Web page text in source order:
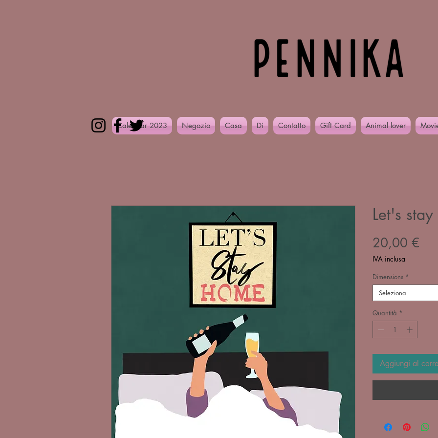
Calendar 2023 Negozio Casa Di Contatto Gift Card Animal lover
Let's
20,00 €
IVA inclusa
Dimensions *
Seleziona
Quantità *
Aggiungi al